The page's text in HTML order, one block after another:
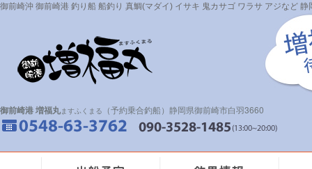
御前崎沖 御前崎港 釣り船 船釣り 真鯛(マダイ) イサキ 鬼カサゴ ワラサ アジなど
御前崎港 増福丸ますふくまる （予約乗合釣船）静岡県御前崎市白羽3660